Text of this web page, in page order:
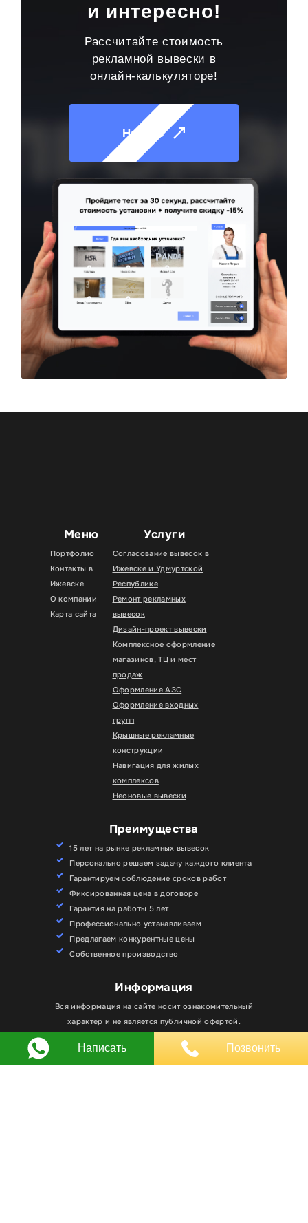
и интересно!
Рассчитайте стоимость
рекламной вывески в
онлайн-калькуляторе!
Начать
Меню
Портфолио
Контакты в
Ижевске
О компании
Карта сайта
Услуги
Согласование вывесок в
Ижевске и Удмуртской
Республике
Ремонт рекламных
вывесок
Дизайн-проект вывески
Комплексное оформление
магазинов, ТЦ и мест
продаж
Оформление АЗС
Оформление входных
групп
Крышные рекламные
конструкции
Навигация для жилых
комплексов
Неоновые вывески
Преимущества
15 лет на рынке рекламных вывесок
Персонально решаем задачу каждого клиента
Гарантируем соблюдение сроков работ
Фиксированная цена в договоре
Гарантия на работы 5 лет
Профессионально устанавливаем
Предлагаем конкурентные цены
Собственное производство
Информация
Вся информация на сайте носит ознакомительный
характер и не является публичной офертой.
Любое использование материалов, элементов
дизайна и оформления, в том числе копирование
Для улучшения работы сайта мы используем
файлы cookie. Вы всегда можете отключить файлы
cookie в настройках браузера.
Хорошо
Написать Позвонить